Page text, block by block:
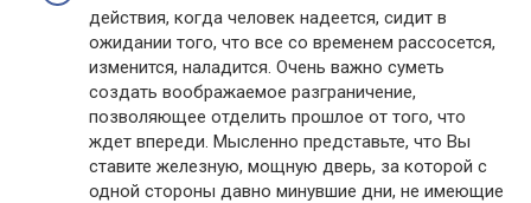
действия, когда человек надеется, сидит в
ожидании того, что все со временем рассосется,
изменится, наладится. Очень важно суметь
создать воображаемое разграничение,
позволяющее отделить прошлое от того, что
ждет впереди. Мысленно представьте, что Вы
ставите железную, мощную дверь, за которой с
одной стороны давно минувшие дни, не имеющие